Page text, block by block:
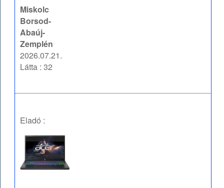
Miskolc
Borsod-
Abaúj-
Zemplén
2026.07.21.
Látta : 32
Eladó :